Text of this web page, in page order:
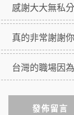
感謝大大無私
真的非常謝謝
台灣的職場因
發佈留言